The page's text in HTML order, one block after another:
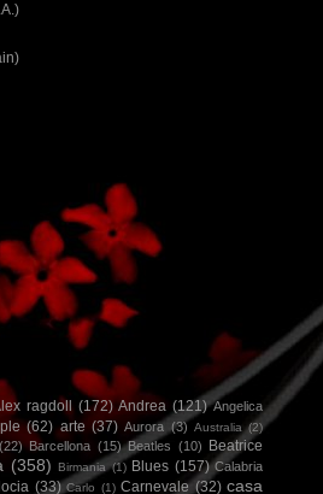
ragdoll (172) Andrea (121) Angelica
(62) arte (37) Aurora (3) Australia (2)
(22) Barcellona (15) Beatles (10)
Beatrice
(358) Birmania (1) Blues (157) Calabria
(33) Carlo (1) Carnevale (32) casa